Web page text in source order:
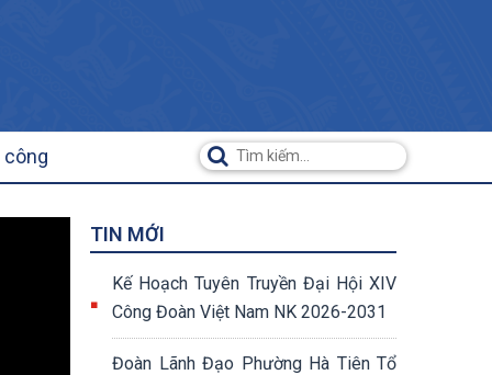
công
TIN MỚI
Kế Hoạch Tuyên Truyền Đại Hội XIV
Công Đoàn Việt Nam NK 2026-2031
Đoàn Lãnh Đạo Phường Hà Tiên Tổ